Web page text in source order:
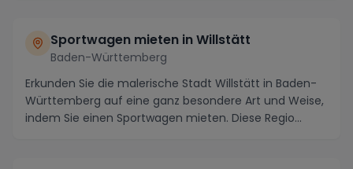
Sportwagen mieten in Willstätt
Baden-Württemberg
Erkunden Sie die malerische Stadt Willstätt in Baden-
Württemberg auf eine ganz besondere Art und Weise,
indem Sie einen Sportwagen mieten. Diese Regio...